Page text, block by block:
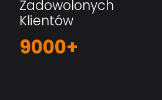
Zadowolonych
Klientów
9000+